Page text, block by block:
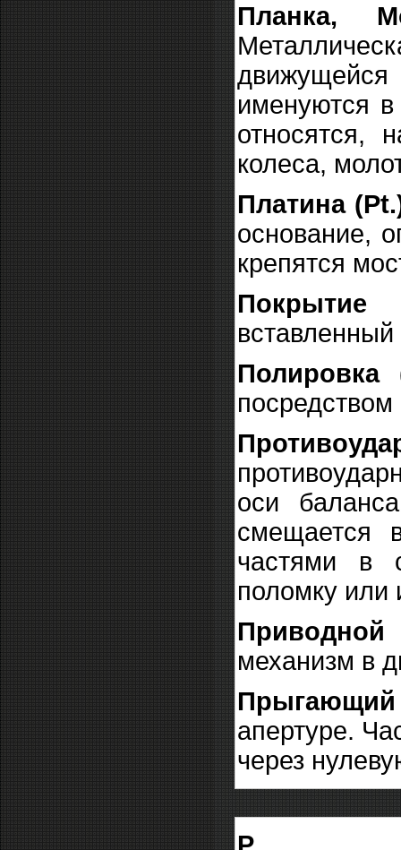
Планка,
именуются в
относятся,
колеса,
Платина
основание,
крепятся
Покрытие
Полировка
оси
смещается
частями в
поломку или
механизм в
Прыгающий
апертуре.
через